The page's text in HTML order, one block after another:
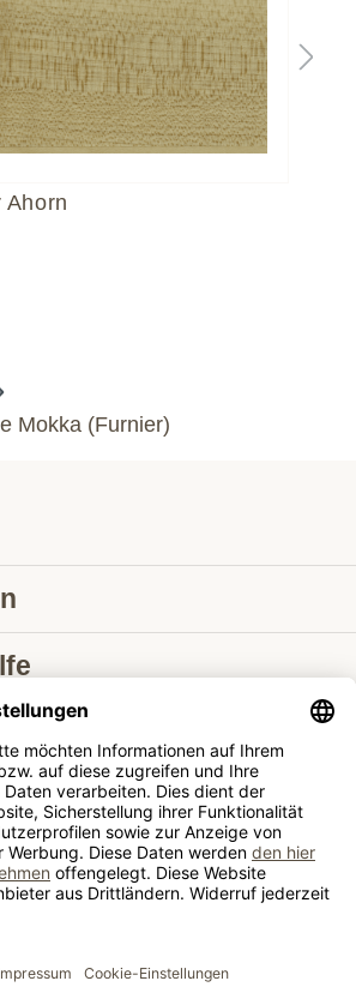
Ahorn
Mokka (Furnier)
an: Holzmuster Eiche